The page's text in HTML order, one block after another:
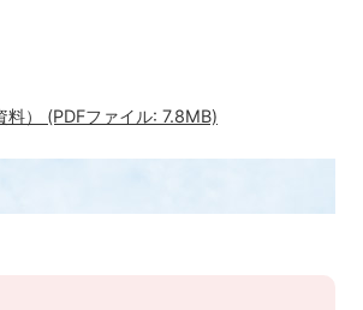
） (PDFファイル: 7.8MB)